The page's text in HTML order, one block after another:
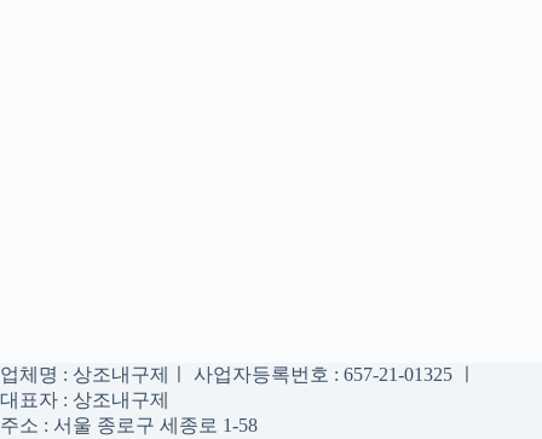
업체명 : 상조내구제ㅣ 사업자등록번호 : 657-21-01325 ㅣ
대표자 : 상조내구제
주소 : 서울 종로구 세종로 1-58